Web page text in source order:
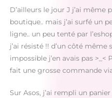
D’ailleurs le jour J j’ai même
boutique.. mais j’ai surfé un
ligne.. un peu tenté par
j’ai résisté !! d’un côté même
impossible j’en avais pas >_<
fait une grosse commande
Sur Asos, j’ai rempli un